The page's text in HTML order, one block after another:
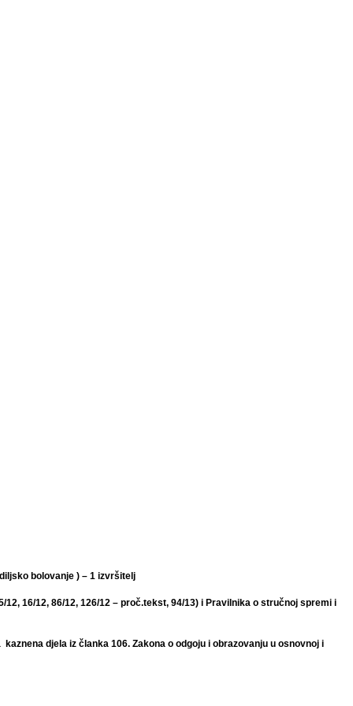
bolovanje ) – 1 izvršitelj
12, 16/12, 86/12, 126/12 – proč.tekst, 94/13) i Pravilnika o stručnoj spremi i
djela iz članka 106. Zakona o odgoju i obrazovanju u osnovnoj i